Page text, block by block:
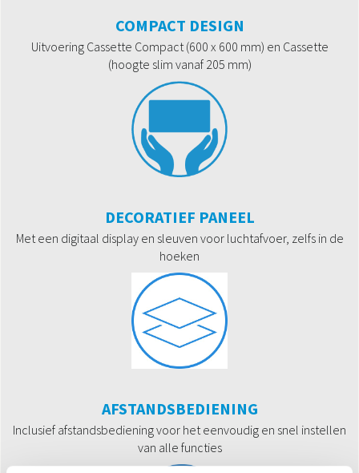
COMPACT DESIGN
Uitvoering Cassette Compact (600 x 600 mm) en Cassette
(hoogte slim vanaf 205 mm)
DECORATIEF PANEEL
Met een digitaal display en sleuven voor luchtafvoer, zelfs in de
hoeken
AFSTANDSBEDIENING
Inclusief afstandsbediening voor het eenvoudig en snel instellen
van alle functies